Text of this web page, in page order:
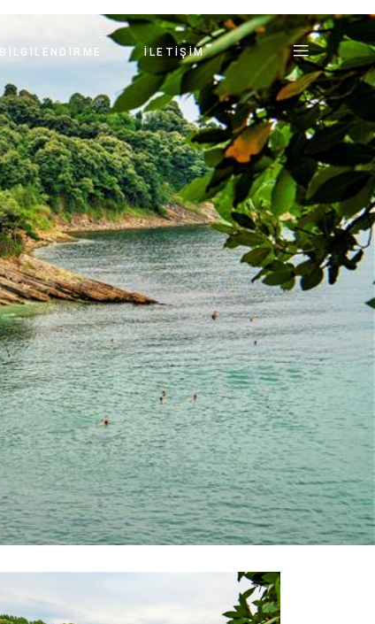
BILGILENDIRME İLETIŞIM